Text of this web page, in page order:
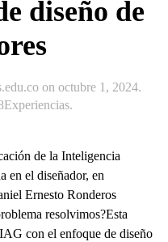
diseño de
on octubre 1, 2024.
.
de la Inteligencia
en el diseñador, en
Ernesto Ronderos
resolvimos?Esta
con el enfoque de diseño